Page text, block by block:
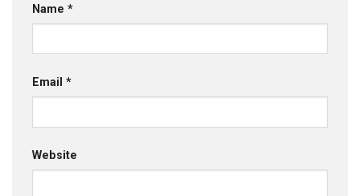
Name *
Email *
Website